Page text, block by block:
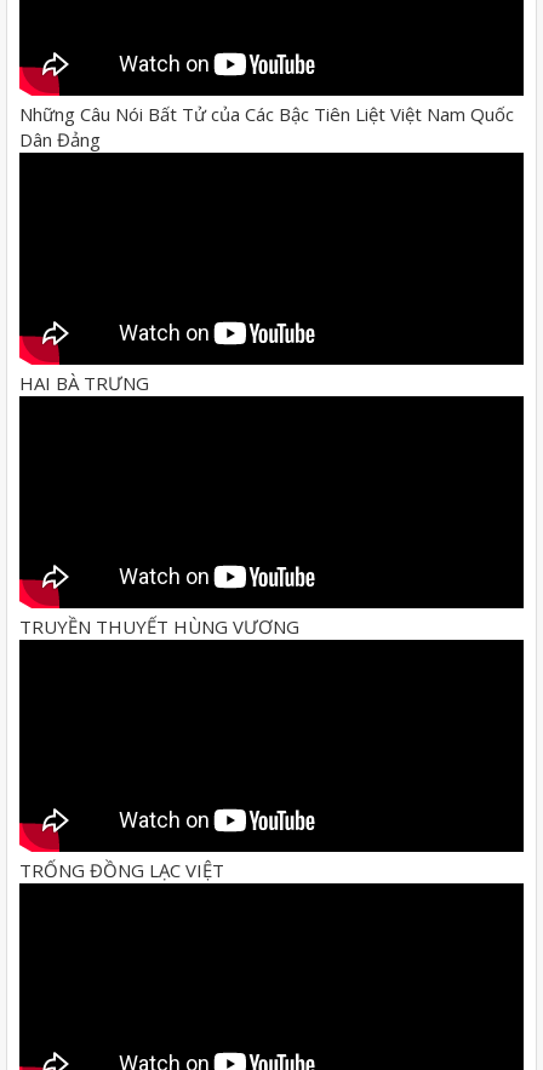
Những Câu Nói Bất Tử của Các Bậc Tiên Liệt Việt Nam Quốc
Dân Đảng
HAI BÀ TRƯNG
TRUYỀN THUYẾT HÙNG VƯƠNG
TRỐNG ĐỒNG LẠC VIỆT